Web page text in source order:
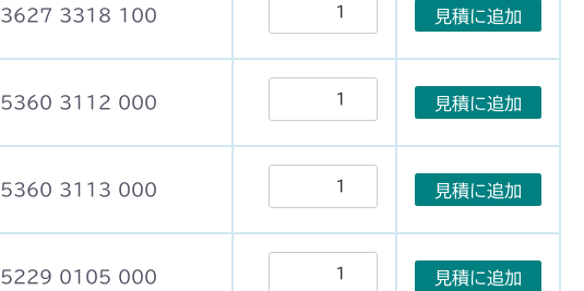
3627 3318 100 見積に追加
5360 3112 000 見積に追加
5360 3113 000 見積に追加
5229 0105 000 見積に追加